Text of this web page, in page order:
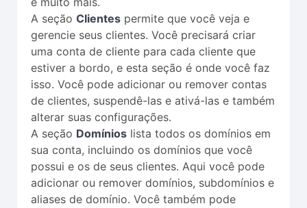
A seção Clientes permite que você veja e
gerencie seus clientes. Você precisará criar
uma conta de cliente para cada cliente que
estiver a bordo, e esta seção é onde você faz
isso. Você pode adicionar ou remover contas
de clientes, suspendê-las e ativá-las e também
alterar suas configurações.
A seção Domínios lista todos os domínios em
sua conta, incluindo os domínios que você
possui e os de seus clientes. Aqui você pode
adicionar ou remover domínios, subdomínios e
aliases de domínio. Você também pode